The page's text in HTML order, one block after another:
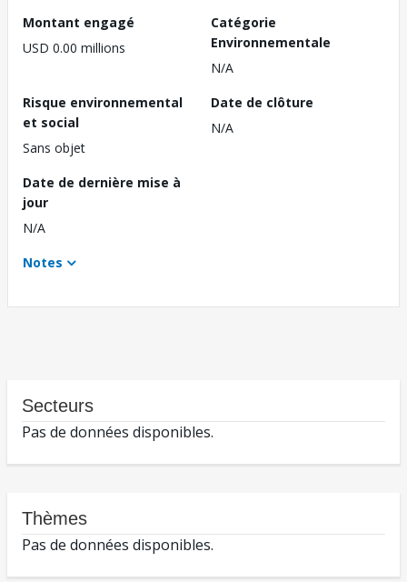
Montant engagé
USD 0.00 millions
Catégorie
Environnementale
N/A
Risque environnemental
et social
Sans objet
Date de clôture
N/A
Date de dernière mise à
jour
N/A
Notes
Secteurs
Pas de données disponibles.
Thèmes
Pas de données disponibles.